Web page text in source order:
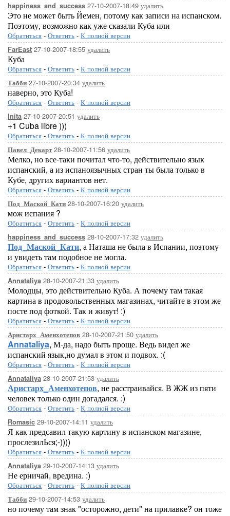
happiness_and_success 27-10-2007-18:49 удалить
Это не может быть Йемен, потому как записи на испанском.
Поэтому, возможно как уже сказали Куба или
Обратиться - Ответить - К полной версии
FarEast 27-10-2007-18:55 удалить
Куба
Обратиться - Ответить - К полной версии
Табби 27-10-2007-20:34 удалить
наверно, это Куба!
Обратиться - Ответить - К полной версии
Inita 27-10-2007-20:51 удалить
+1 Cuba libre )))
Обратиться - Ответить - К полной версии
Павел_Декарт28-10-2007-11:56 удалить
Мелко, но все-таки почитал что-то, действительно язык
испанский, а из испаноязычных стран ты была только в
Кубе, других вариантов нет.
Обратиться - Ответить - К полной версии
Под_Маской_Кати 28-10-2007-16:20 удалить
мож испания ?
Обратиться - Ответить - К полной версии
happiness_and_success 28-10-2007-17:32 удалить
Под_Маской_Кати, а Наташа не была в Испании, поэтому
и увидеть там подобное не могла.
Обратиться - Ответить - К полной версии
Annataliya 28-10-2007-21:33 удалить
Молодцы, это действительно Куба. А почему там такая
картина в продовольственных магазинах, читайте в этом же
посте под фоткой. Так и живут! :)
Обратиться - Ответить - К полной версии
Аристарх_Аменхотепов 28-10-2007-21:50 удалить
Annataliya, М-да, надо быть проще. Ведь видел же
испанский язык,но думал в этом и подвох. :(
Обратиться - Ответить - К полной версии
Annataliya 28-10-2007-21:53 удалить
Аристарх_Аменхотепов, не расстраивайся. В ЖЖ из пяти
человек только один догадался. :)
Обратиться - Ответить - К полной версии
Romasic 29-10-2007-14:11 удалить
Я как предсавил такую картину в испанском магазине,
прослезилЬся;-))))
Обратиться - Ответить - К полной версии
Annataliya 29-10-2007-14:13 удалить
Не ерничай, вредина. :)
Обратиться - Ответить - К полной версии
Табби 29-10-2007-14:53 удалить
но почему там знак "осторожно, дети" на прилавке? он тоже